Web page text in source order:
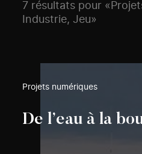
7 résultats pour
Industrie, Jeu»
Projets numériques
De l’eau à la